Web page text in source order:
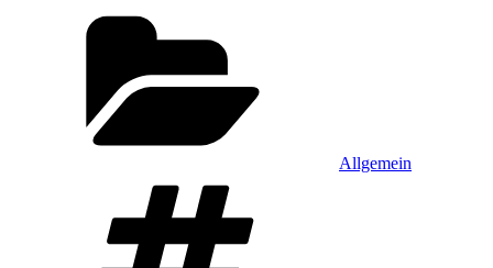
Allgemein